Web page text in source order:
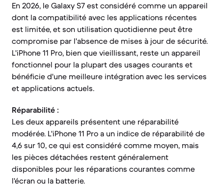
En 2026, le Galaxy S7 est considéré comme un appareil
dont la compatibilité avec les applications récentes
est limitée, et son utilisation quotidienne peut être
compromise par l'absence de mises à jour de sécurité.
L'iPhone 11 Pro, bien que vieillissant, reste un appareil
fonctionnel pour la plupart des usages courants et
bénéficie d'une meilleure intégration avec les services
et applications actuels.
Réparabilité :
Les deux appareils présentent une réparabilité
modérée. L'iPhone 11 Pro a un indice de réparabilité de
4,6 sur 10, ce qui est considéré comme moyen, mais
les pièces détachées restent généralement
disponibles pour les réparations courantes comme
l'écran ou la batterie.